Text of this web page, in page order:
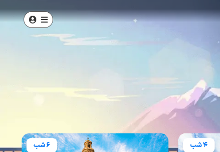
6 شب 5 شب